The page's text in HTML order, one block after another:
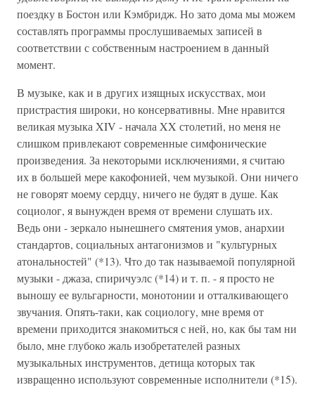
поездку в Бостон или Кэмбридж. Но зато дома мы можем
составлять программы прослушиваемых записей в
соответствии с собственным настроением в данный
момент.
В музыке, как и в других изящных искусствах, мои
пристрастия широки, но консервативны. Мне нравится
великая музыка XIV - начала XX столетий, но меня не
слишком привлекают современные симфонические
произведения. За некоторыми исключениями, я считаю
их в большей мере какофонией, чем музыкой. Они ничего
не говорят моему сердцу, ничего не будят в душе. Как
социолог, я вынужден время от времени слушать их.
Ведь они - зеркало нынешнего смятения умов, анархии
стандартов, социальных антагонизмов и "культурных
атональностей" (*13). Что до так называемой популярной
музыки - джаза, спиричуэлс (*14) и т. п. - я просто не
выношу ее вульгарности, монотонии и отталкивающего
звучания. Опять-таки, как социологу, мне время от
времени приходится знакомиться с ней, но, как бы там ни
было, мне глубоко жаль изобретателей разных
музыкальных инструментов, детища которых так
извращенно используют современные исполнители (*15).